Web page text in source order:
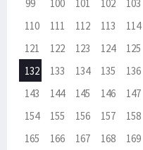
99 100 101 102 103
110
111 112 113 114
121
122 123 124 125
132
133 134 135 136
143
144 145 146 147
154
155 156 157 158
165
166 167 168 169